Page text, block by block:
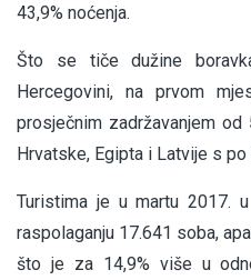
43,9% noćenja.
Što se tiče dužine
Hercegovini, na prvom
prosječnim zadržavanjem
Hrvatske, Egipta i Latvije s po
Turistima je u martu 2017.
raspolaganju 17.641 soba,
što je za 14,9% više u